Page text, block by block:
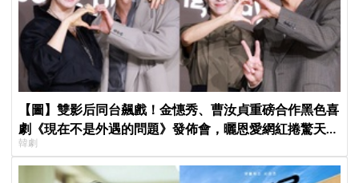
【圖】雙影后同台飆戲！金憓秀、曹汝貞重磅合作黑色喜
劇《現在不是外遇的問題》發佈會，曬恩愛網紅捲驚天祕
密
韓劇